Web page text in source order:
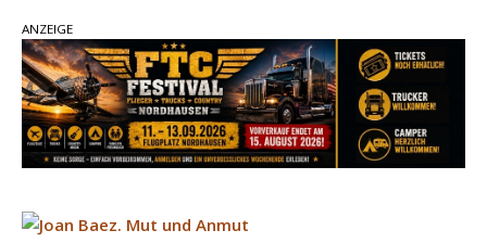
Danke für Euer Vertrauen: Country.de erreicht
täglich rund 10.000 Leser
Kacey Musgraves entführt Fans mit neuem
Video zu „Mexico Honey“
ANZEIGE